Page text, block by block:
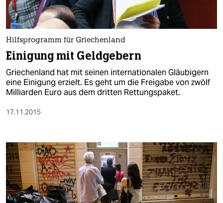
Hilfsprogramm für Griechenland
Einigung mit Geldgebern
Griechenland hat mit seinen internationalen Gläubigern
eine Einigung erzielt. Es geht um die Freigabe von zwölf
Milliarden Euro aus dem dritten Rettungspaket.
17.11.2015